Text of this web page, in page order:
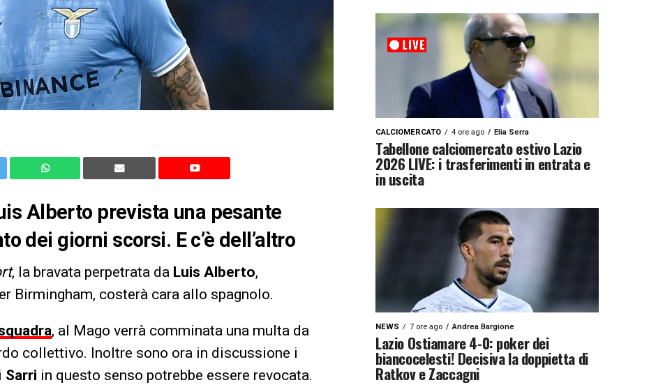
Alberto prevista una pesante
dei giorni scorsi. E c’è dell’altro
, la bravata perpetrata da Luis Alberto,
Birmingham, costerà cara allo spagnolo.
, al Mago verrà comminata una multa da
collettivo. Inoltre sono ora in discussione i
Sarri in questo senso potrebbe essere revocata.
CALCIOMERCATO 4 ore ago Elia Serra
Tabellone calciomercato estivo Lazio
2026 LIVE: i trasferimenti in entrata e
in uscita
NEWS 7 ore ago Andrea Bargione
Lazio Ostiamare 4-0: poker dei
biancocelesti! Decisiva la doppietta di
Ratkov e Zaccagni